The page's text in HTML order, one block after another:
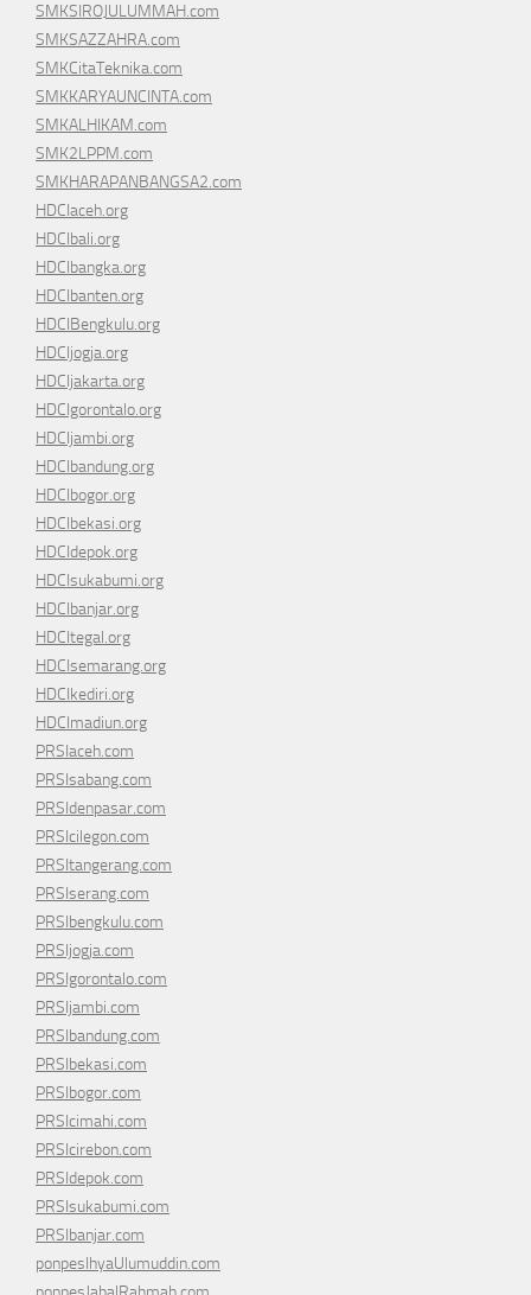
SMKSIROJULUMMAH.com
SMKSAZZAHRA.com
SMKCitaTeknika.com
SMKKARYAUNCINTA.com
SMKALHIKAM.com
SMK2LPPM.com
SMKHARAPANBANGSA2.com
HDCIaceh.org
HDCIbali.org
HDCIbangka.org
HDCIbanten.org
HDCIBengkulu.org
HDCIjogja.org
HDCIjakarta.org
HDCIgorontalo.org
HDCIjambi.org
HDCIbandung.org
HDCIbogor.org
HDCIbekasi.org
HDCIdepok.org
HDCIsukabumi.org
HDCIbanjar.org
HDCItegal.org
HDCIsemarang.org
HDCIkediri.org
HDCImadiun.org
PRSIaceh.com
PRSIsabang.com
PRSIdenpasar.com
PRSIcilegon.com
PRSItangerang.com
PRSIserang.com
PRSIbengkulu.com
PRSIjogja.com
PRSIgorontalo.com
PRSIjambi.com
PRSIbandung.com
PRSIbekasi.com
PRSIbogor.com
PRSIcimahi.com
PRSIcirebon.com
PRSIdepok.com
PRSIsukabumi.com
PRSIbanjar.com
ponpesIhyaUlumuddin.com